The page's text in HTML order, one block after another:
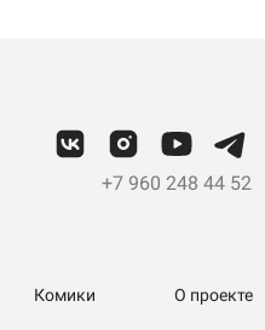
+7 960 248 44 52
Комики О проекте